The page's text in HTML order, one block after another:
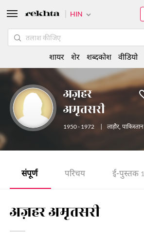
अज़हर
अमृतसरी
1950 - 1972 लाहौर, पाकिस्तान
संपूर्ण परिचय ई-पुस्तक 1
अज़हर अमृतसरी
HIN
शायर शेर शब्दकोश वीडियो